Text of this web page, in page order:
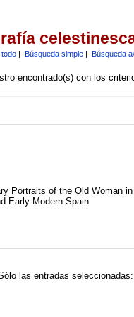
| Búsqueda simple| Búsqueda
encontrado(s) con los
Portraits of the Old Woman in
Early Modern Spain
las entradas seleccionadas: